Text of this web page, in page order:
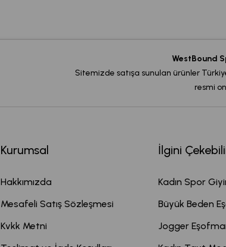
WestBound
Sitemizde satışa sunulan ürünler
resmi
Kurumsal
Hakkımızda
Mesafeli Satış Sözleşmesi
Kvkk Metni
İlgini
Kadın Spor
Büyük Beden
Jogger